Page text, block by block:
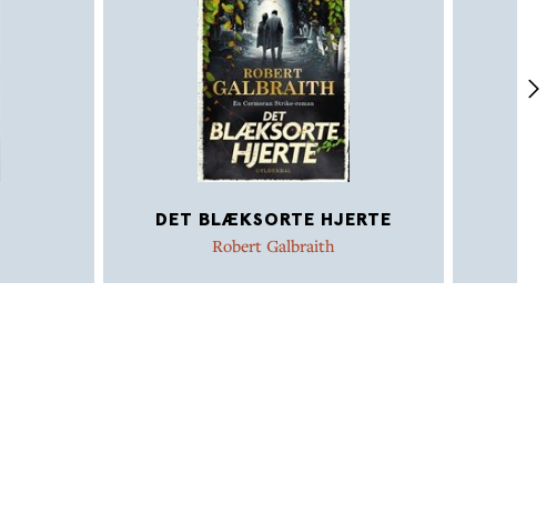
DET BLÆKSORTE HJERTE
Robert Galbraith